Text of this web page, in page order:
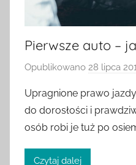
Pierwsze auto –
Opublikowano 28 lipca
Upragnione prawo
do dorosłości i
osób robi je tuż po
Czytaj dalej